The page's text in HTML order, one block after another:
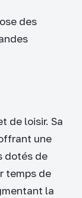
des
de loisir. Sa
une
dotés de
temps de
la